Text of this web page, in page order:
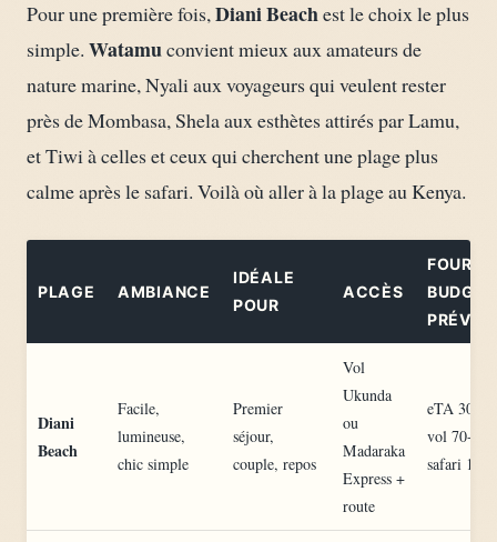
Pour une première fois,Diani Beachest le choix le plus
simple. Watamuconvient mieux aux amateurs de
nature marine, Nyali aux voyageurs qui veulent rester
près de Mombasa, Shela aux esthètes attirés par Lamu,
et Tiwi à celles et ceux qui cherchent une plage plus
calme après le safari. Voilà où aller à la plage au Kenya.
PLAGE AMBIANCE
IDÉALE
POUR
ACCÈS
Diani
Beach
Facile,
lumineuse,
chic simple
Premier
séjour,
couple, repos
Vol
Ukunda
ou
Madaraka
Express +
route
eTA 30
vol 70-
safari